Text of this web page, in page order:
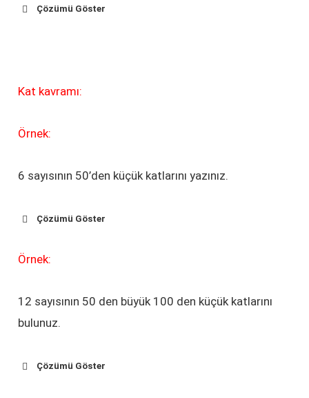
Çözümü Göster
Kat kavramı:
Örnek:
6 sayısının 50’den küçük katlarını yazınız.
Çözümü Göster
Örnek:
12 sayısının 50 den büyük 100 den küçük katlarını
bulunuz.
Çözümü Göster